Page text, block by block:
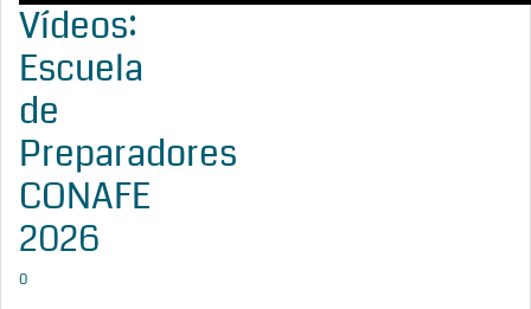
Vídeos:
Escuela
de
Preparadores
CONAFE
2026
0